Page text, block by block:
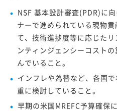
NSF 基本設計審査(PDR)に
ナーで進められている現物
て、技術進捗度等に応じた
ンティンジェンシーコスト
んでいること。
インフレや為替など、各国
重に検討していること。
早期の米国MREFC予算確保